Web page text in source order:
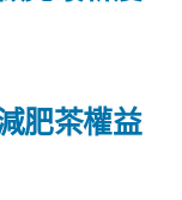
肥茶權益